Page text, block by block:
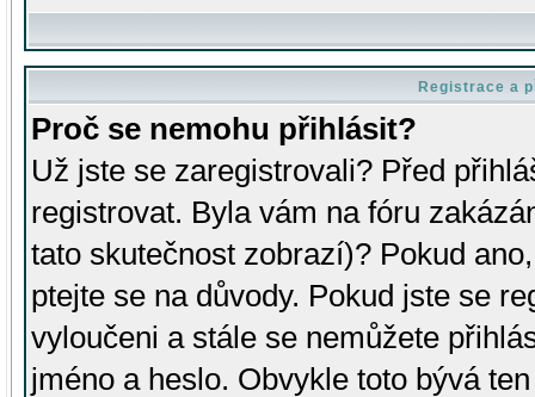
Registrace a
Proč se nemohu přihlásit?
Už jste se zaregistrovali? Před
registrovat. Byla vám na fóru
tato skutečnost zobrazí)? Pokud
ptejte se na důvody. Pokud jste se
vyloučeni a stále se nemůžete
jméno a heslo. Obvykle toto bývá